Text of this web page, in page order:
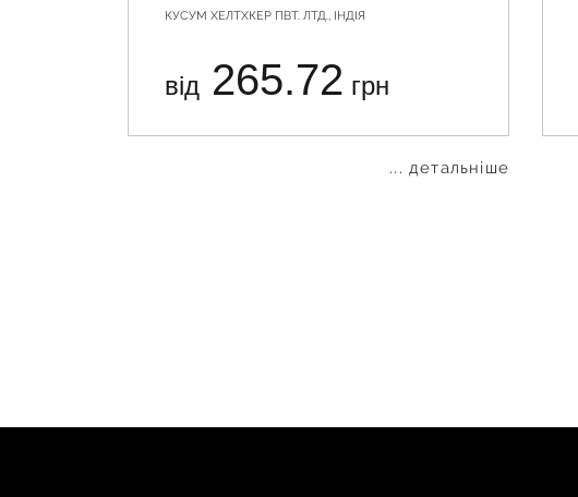
КУСУМ ХЕЛТХКЕР ПВТ. ЛТД., ІНДІЯ
від 265.72 грн
... детальніше